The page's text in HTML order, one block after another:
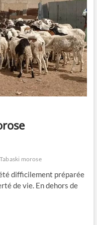
morose
difficilement préparée
de vie. En dehors de